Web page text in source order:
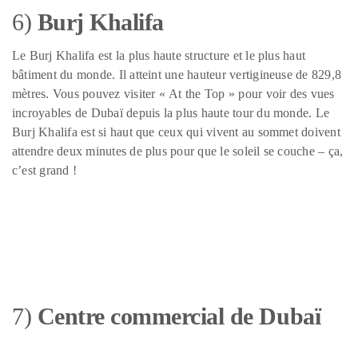
6) Burj Khalifa
Le Burj Khalifa est la plus haute structure et le plus haut
bâtiment du monde. Il atteint une hauteur vertigineuse de 829,8
mètres. Vous pouvez visiter « At the Top » pour voir des vues
incroyables de Dubaï depuis la plus haute tour du monde. Le
Burj Khalifa est si haut que ceux qui vivent au sommet doivent
attendre deux minutes de plus pour que le soleil se couche – ça,
c’est grand !
7) Centre commercial de Dubaï